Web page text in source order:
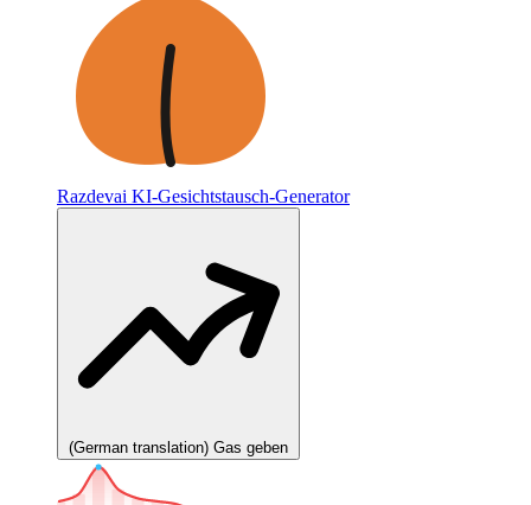
Razdevai KI-Gesichtstausch-Generator
(German translation) Gas geben